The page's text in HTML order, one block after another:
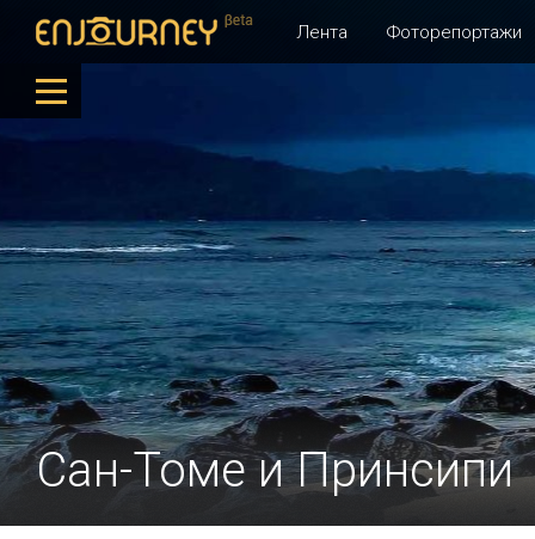
Лента Фоторепортажи
Сан-Томе и Принсипи